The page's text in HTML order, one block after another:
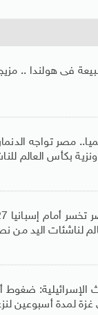
فى هولندا ..
مصر تواجه
بكأس العالم
لناشئات اليد من
الإسرائيلية: ضغوط
لمدة أسبوعين